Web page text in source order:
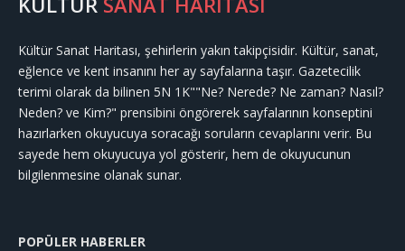
Kültür Sanat Haritası, şehirlerin yakın takipçisidir. Kültür, sanat,
eğlence ve kent insanını her ay sayfalarına taşır. Gazetecilik
terimi olarak da bilinen 5N 1K""Ne? Nerede? Ne zaman? Nasıl?
Neden? ve Kim?" prensibini öngörerek sayfalarının konseptini
hazırlarken okuyucuya soracağı soruların cevaplarını verir. Bu
sayede hem okuyucuya yol gösterir, hem de okuyucunun
bilgilenmesine olanak sunar.
POPÜLER HABERLER